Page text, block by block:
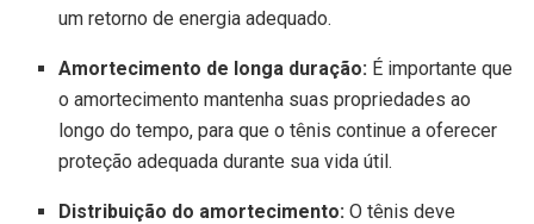
um retorno de energia adequado.
Amortecimento de longa duração: É importante que
o amortecimento mantenha suas propriedades ao
longo do tempo, para que o tênis continue a oferecer
proteção adequada durante sua vida útil.
Distribuição do amortecimento: O tênis deve